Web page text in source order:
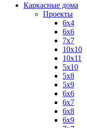
Каркасные дома
Проекты
6х4
6х6
7х7
10х10
10х11
5х10
5х8
5х9
6x6
6x7
6x8
6x9